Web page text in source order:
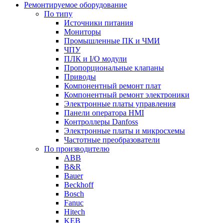
Ремонтируемое оборудование
По типу
Источники питания
Мониторы
Промышленные ПК и ЧМИ
ЧПУ
ПЛК и I/O модули
Пропорциональные клапаны
Приводы
Компонентный ремонт плат
Компонентный ремонт электроники
Электронные платы управления
Панели оператора HMI
Контроллеры Danfoss
Электронные платы и микросхемы
Частотные преобразователи
По производителю
ABB
B&R
Bauer
Beckhoff
Bosch
Fanuc
Hitech
KEB